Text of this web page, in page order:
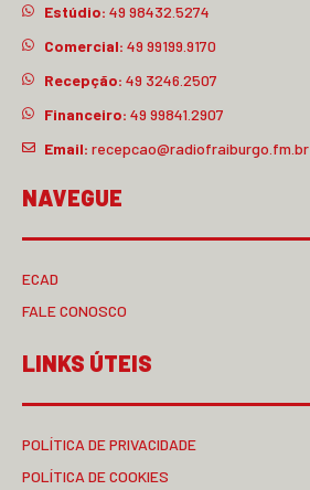
Estúdio: 49 98432.5274
Comercial: 49 99199.9170
Recepção: 49 3246.2507
Financeiro: 49 99841.2907
Email: recepcao@radiofraiburgo.fm.br
NAVEGUE
ECAD
FALE CONOSCO
LINKS ÚTEIS
POLÍTICA DE PRIVACIDADE
POLÍTICA DE COOKIES